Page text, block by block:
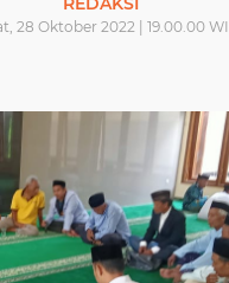
28 Oktober 2022 | 19.00.00